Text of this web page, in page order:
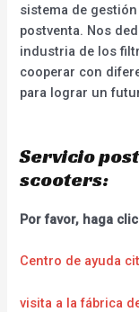
sistema de
postventa. Nos
industria de los
cooperar con
para lograr un
Servicio
scooters:
Por favor, haga
Centro de ayuda
visita a la fábrica